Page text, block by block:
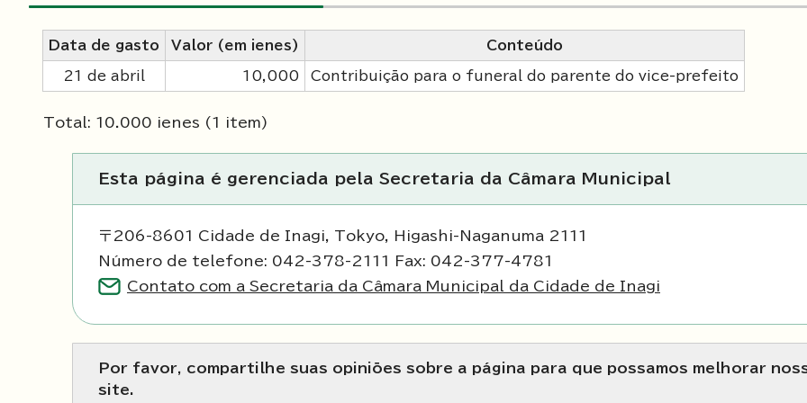
Data de gasto Valor (em ienes) Conteúdo
21 de abril 10,000 Contribuição para o funeral do parente do vice-prefeito
Total: 10.000 ienes (1 item)
Esta página é gerenciada pela Secretaria da Câmara Municipal
〒206-8601 Cidade de Inagi, Tokyo, Higashi-Naganuma 2111
Número de telefone: 042-378-2111 Fax: 042-377-4781
Contato com a Secretaria da Câmara Municipal da Cidade de Inagi
Por favor, compartilhe suas opiniões sobre a página para que possamos melhorar
site.